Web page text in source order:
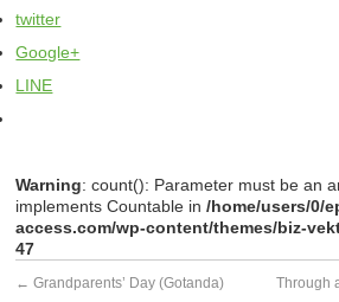
twitter
Google+
LINE
Warning: count(): Parameter must be an
implements Countable in/home/users/0/
access.com/wp-content/themes/biz-
47
← Grandparents’ Day (Gotanda) Through